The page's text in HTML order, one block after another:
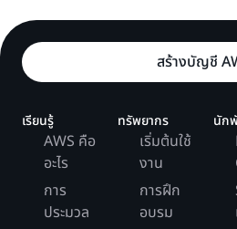
สร้างบัญชี
เรียนรู้
AWS คือ
อะไร
การ
ประมวล
ทรัพยากร
เริ่มต้นใช้
งาน
การฝึก
อบรม
นัก